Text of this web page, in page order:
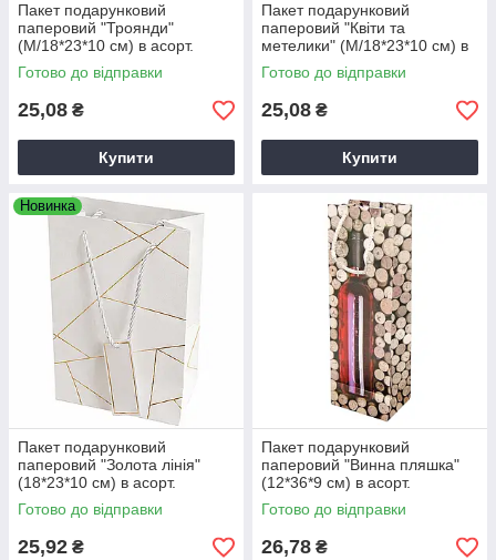
Пакет подарунковий
паперовий "Троянди"
(M/18*23*10 см) в асорт.
Готово до відправки
25,08 ₴
Купити
Пакет подарунковий
паперовий "Квіти та
метелики" (M/18*23*10 см) в
асорт.
Готово до відправки
25,08 ₴
Купити
Новинка
Пакет подарунковий
паперовий "Золота лінія"
(18*23*10 см) в асорт.
Готово до відправки
25,92 ₴
Пакет подарунковий
паперовий "Винна пляшка"
(12*36*9 см) в асорт.
Готово до відправки
26,78 ₴